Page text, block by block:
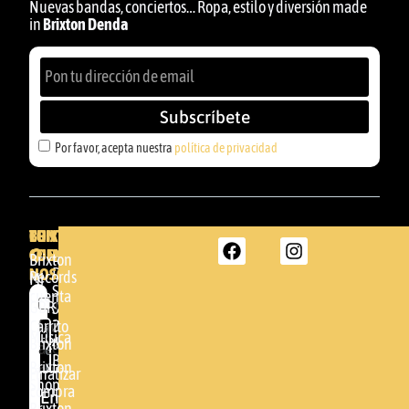
Nuevas bandas, conciertos… Ropa, estilo y diversión made
in Brixton Denda
Por favor, acepta nuestra política de privacidad
Subscríbete
BRIXTON
DENDA -
SHOP
Somera
24
48005 -
BILBAO
(+34)
BRIXTON
Brixton
Records
GBR
Música
Brixton
Shop
TU
CUENTA
Mi
cuenta
Carrito
Brixton
Finalizar
compra
CONTACTA
CON
NOSOTROS
Por
favor,
acepta
nuestra
política de
Enviar